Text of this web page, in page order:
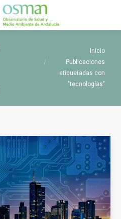
Inicio
Publicaciones
etiquetadas con
"tecnologías"